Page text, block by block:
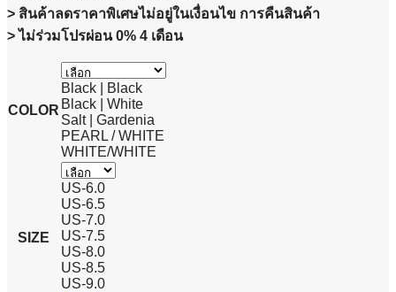
> สินค้าลดราคาพิเศษไม่อยู่ในเงื่อนไข การคืนสินค้า
> ไม่ร่วมโปรผ่อน 0% 4 เดือน
COLOR
Black | Black
Black | White
Salt | Gardenia
PEARL / WHITE
WHITE/WHITE
SIZE
US-6.0
US-6.5
US-7.0
US-7.5
US-8.0
US-8.5
US-9.0